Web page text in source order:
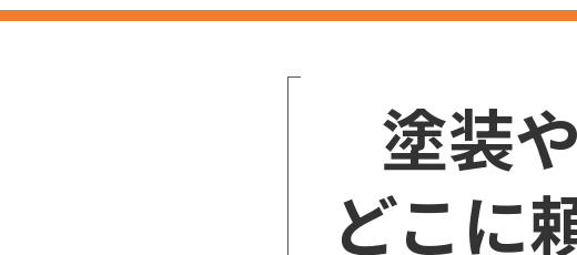
塗装
どこに